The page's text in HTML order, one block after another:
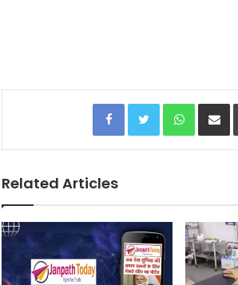
Facebook Twitter WhatsApp
Related Articles